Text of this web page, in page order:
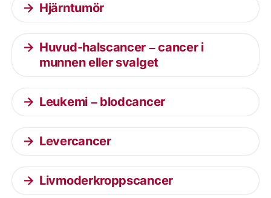
Hjärntumör
Huvud-halscancer – cancer i
munnen eller svalget
Leukemi – blodcancer
Levercancer
Livmoderkroppscancer